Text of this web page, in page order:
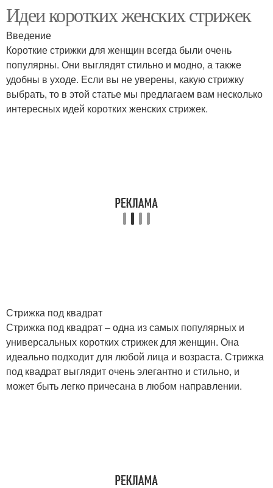
Стрижка под кайф
Идеи коротких женских стрижек
Введение
Короткие стрижки для женщин всегда были очень
популярны. Они выглядят стильно и модно, а также
удобны в уходе. Если вы не уверены, какую стрижку
выбрать, то в этой статье мы предлагаем вам несколько
интересных идей коротких женских стрижек.
Стрижка под квадрат
Стрижка под квадрат – одна из самых популярных и
универсальных коротких стрижек для женщин. Она
идеально подходит для любой лица и возраста. Стрижка
под квадрат выглядит очень элегантно и стильно, и
может быть легко причесана в любом направлении.